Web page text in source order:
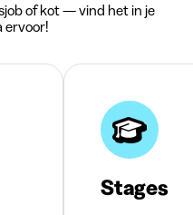
of kot — vind het in je
ervoor!
Stages